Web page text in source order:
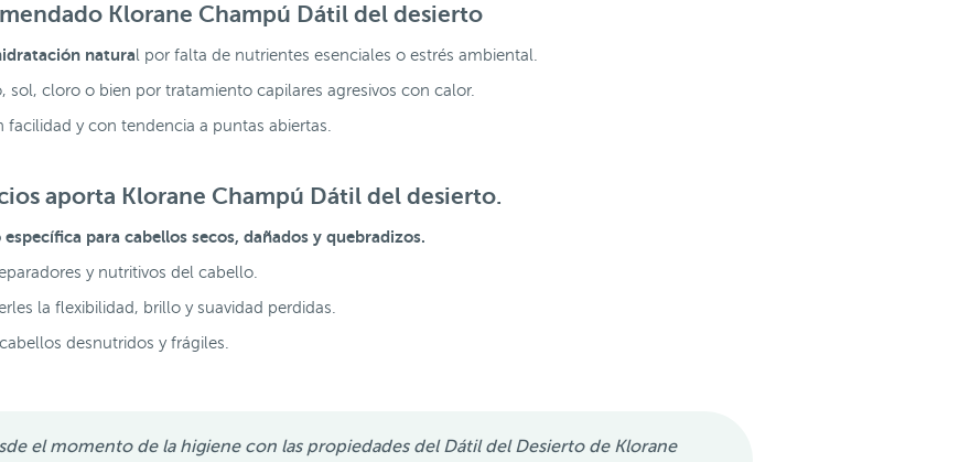
Klorane Champú Dátil del desierto
natural por falta de nutrientes esenciales o estrés ambiental.
sol, cloro o bien por tratamiento capilares agresivos con calor.
y con tendencia a puntas abiertas.
aporta Klorane Champú Dátil del desierto.
para cabellos secos, dañados y quebradizos.
y nutritivos del cabello.
la flexibilidad, brillo y suavidad perdidas.
desnutridos y frágiles.
el momento de la higiene con las propiedades del Dátil del Desierto de Klorane